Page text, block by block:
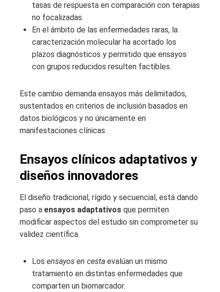
tasas de respuesta en comparación con terapias
no focalizadas.
En el ámbito de las enfermedades raras, la
caracterización molecular ha acortado los
plazos diagnósticos y permitido que ensayos
con grupos reducidos resulten factibles.
Este cambio demanda ensayos más delimitados,
sustentados en criterios de inclusión basados en
datos biológicos y no únicamente en
manifestaciones clínicas.
Ensayos clínicos adaptativos y
diseños innovadores
El diseño tradicional, rígido y secuencial, está dando
paso a ensayos adaptativos que permiten
modificar aspectos del estudio sin comprometer su
validez científica.
Los ensayos en cesta evalúan un mismo
tratamiento en distintas enfermedades que
comparten un biomarcador.